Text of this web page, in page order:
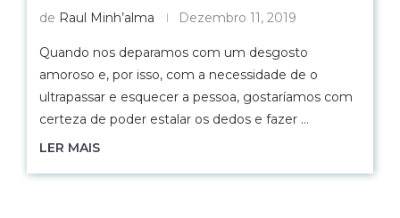
de Raul Minh’alma Dezembro 11, 2019
Quando nos deparamos com um desgosto
amoroso e, por isso, com a necessidade de o
ultrapassar e esquecer a pessoa, gostaríamos com
certeza de poder estalar os dedos e fazer …
LER MAIS